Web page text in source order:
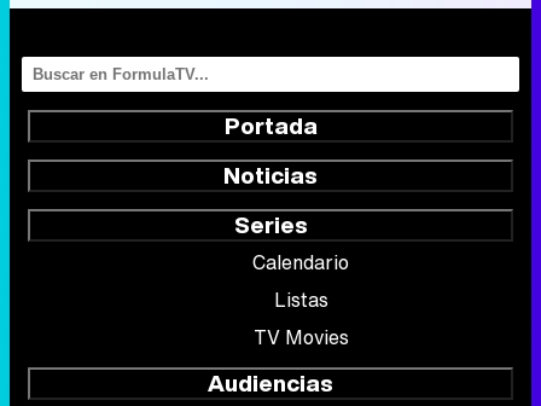
Portada
Noticias
Series
Calendario
Listas
TV Movies
Audiencias